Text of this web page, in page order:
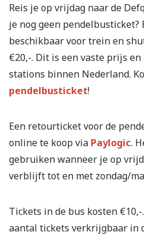
Reis je op vrijdag naar de
je nog geen
beschikbaar voor trein en
€20,-. Dit is een vaste prijs
stations binnen Nederland.
pendelbusticket!
Een retourticket voor de
online te koop via Paylogic.
gebruiken wanneer je op
verblijft tot en met zondag/
Tickets in de bus kosten
aantal tickets verkrijgbaar in